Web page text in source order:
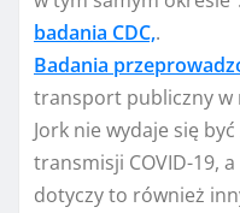
badania CDC,.
Badania
transport publiczny w
Jork nie wydaje się
transmisji COVID-19,
dotyczy to również